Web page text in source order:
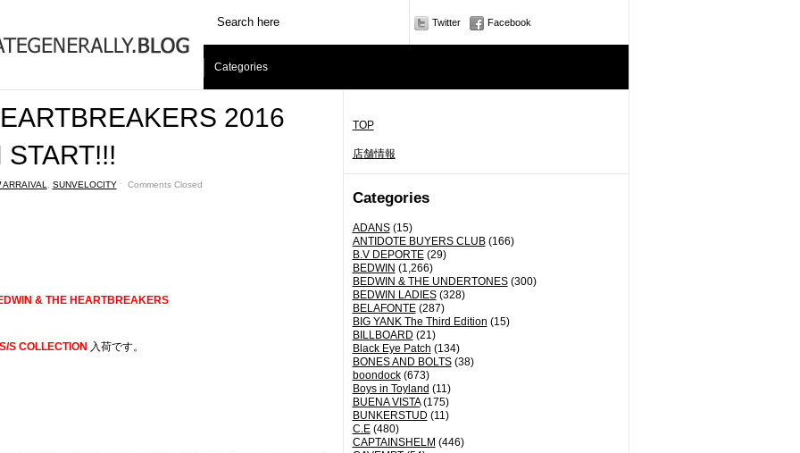
Twitter Facebook
Categories
TOP
店舗情報
Categories
ADANS(15)
ANTIDOTE BUYERS CLUB(166)
B.V DEPORTE(29)
BEDWIN (1,266)
BEDWIN & THE UNDERTONES(300)
BEDWIN LADIES(328)
BELAFONTE(287)
BIG YANK The Third Edition (15)
BILLBOARD (21)
Black Eye Patch (134)
BONES AND BOLTS(38)
boondock(673)
Boys in Toyland (11)
BUENA VISTA(175)
BUNKERSTUD (11)
C.E(480)
CAPTAINSHELM (446)
2016
ARRAIVAL SUNVELOCITYˑ Comments Closed
& THE HEARTBREAKERS
S COLLECTION 入荷です。